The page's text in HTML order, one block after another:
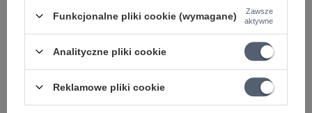
Funkcjonalne pliki cookie (wymagane)
Zawsze
aktywne
Analityczne pliki cookie
Reklamowe pliki cookie